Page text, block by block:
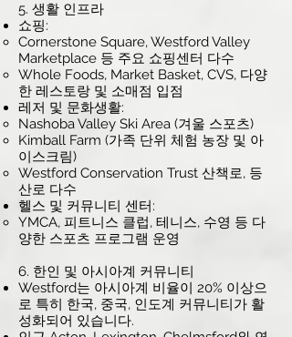
5. 생활 인프라
쇼핑:
Cornerstone Square, Westford Valley
Marketplace 등 주요 쇼핑센터 다수
Whole Foods, Market Basket, CVS, 다양
한 레스토랑 및 소매점 입점
레저 및 문화생활:
Nashoba Valley Ski Area (겨울 스포츠)
Kimball Farm (가족 단위 체험 농장 및 아
이스크림)
Westford Conservation Trust 산책로, 등
산로 다수
헬스 및 커뮤니티 센터:
YMCA, 피트니스 클럽, 테니스, 수영 등 다
양한 스포츠 프로그램 운영
6. 한인 및 아시아계 커뮤니티
Westford는 아시아계 비율이 20% 이상으
로 특히 한국, 중국, 인도계 커뮤니티가 활
성화되어 있습니다.